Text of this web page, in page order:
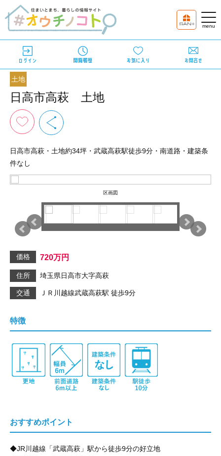
土地
日高市高萩 土地
日高市高萩・土地約34坪・武蔵高萩駅徒歩9分・南道路・建築条
件なし
区画図
価格 720万円
住所 埼玉県日高市大字高萩
交通 ＪＲ川越線武蔵高萩駅 徒歩9分
特徴
おすすめポイント
◆JR川越線「武蔵高萩」駅から徒歩9分の好立地